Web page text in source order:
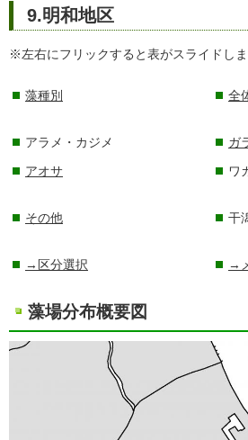
9.明和地区
※左右にフリックすると表がスライドしま
藻種別 全
アラメ・カジメ
アオサ
ガ
ワ
その他 干
→区分選択 →
藻場分布概要図